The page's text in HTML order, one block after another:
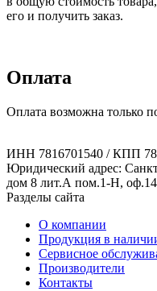
его и получить заказ.
Оплата
Оплата возможна только
ИНН 7816701540 / КПП
Юридический адрес:
дом 8 лит.А пом.1-Н,
Разделы сайта
О компании
Продукция в
Сервисное
Производители
Контакты